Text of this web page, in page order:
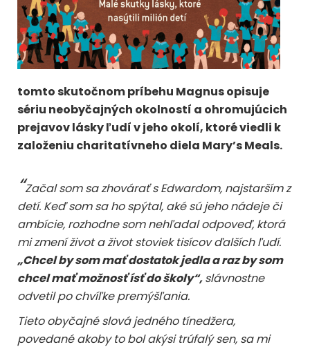
tomto skutočnom príbehu Magnus opisuje
sériu neobyčajných okolností a ohromujúcich
prejavov lásky ľudí v jeho okolí, ktoré viedli k
založeniu charitatívneho diela Mary’s Meals.
“Začal som sa zhovárať s Edwardom, najstarším z
detí. Keď som sa ho spýtal, aké sú jeho nádeje či
ambície, rozhodne som nehľadal odpoveď, ktorá
mi zmení život a život stoviek tisícov ďalších ľudí.
„Chcel by som mať dostatok jedla a raz by som
chcel mať možnosť ísť do školy“,slávnostne
odvetil po chvíľke premýšľania.
Tieto obyčajné slová jedného tínedžera,
povedané akoby to bol akýsi trúfalý sen, sa mi